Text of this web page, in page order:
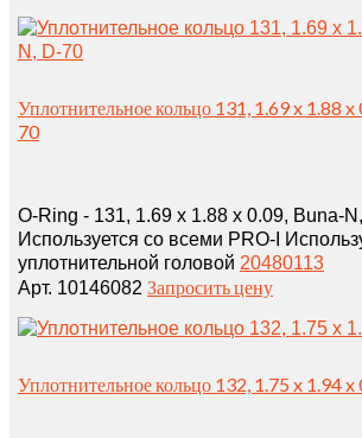
Уплотнительное кольцо 131, 1.69 x 1.88
70
O-Ring - 131, 1.69 x 1.88 x 0.09, Buna-
Используется со всеми PRO-I
уплотнительной головой 20480113
Арт. 10146082 Запросить цену
Уплотнительное кольцо 132, 1.75 x 1.94